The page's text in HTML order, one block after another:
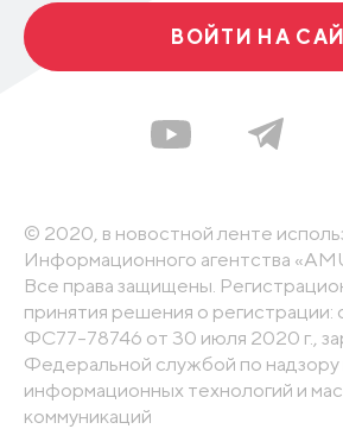
ВОЙТИ НА
© 2020, в новостной ленте
Информационного агентства
Все права защищены.
принятия решения о
ФС77-78746 от 30 июля 2020 г.,
Федеральной службой по надзору
информационных технологий и
коммуникаций